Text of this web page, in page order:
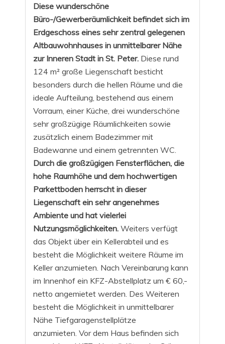
Diese wunderschöne
Büro-/Gewerberäumlichkeit befindet sich im
Erdgeschoss eines sehr zentral gelegenen
Altbauwohnhauses in unmittelbarer Nähe
zur Inneren Stadt in St. Peter. Diese rund
124 m² große Liegenschaft besticht
besonders durch die hellen Räume und die
ideale Aufteilung, bestehend aus einem
Vorraum, einer Küche, drei wunderschöne
sehr großzügige Räumlichkeiten sowie
zusätzlich einem Badezimmer mit
Badewanne und einem getrennten WC.
Durch die großzügigen Fensterflächen, die
hohe Raumhöhe und dem hochwertigen
Parkettboden herrscht in dieser
Liegenschaft ein sehr angenehmes
Ambiente und hat vielerlei
Nutzungsmöglichkeiten. Weiters verfügt
das Objekt über ein Kellerabteil und es
besteht die Möglichkeit weitere Räume im
Keller anzumieten. Nach Vereinbarung kann
im Innenhof ein KFZ-Abstellplatz um € 60,-
netto angemietet werden. Des Weiteren
besteht die Möglichkeit in unmittelbarer
Nähe Tiefgaragenstellplätze
anzumieten. Vor dem Haus befinden sich